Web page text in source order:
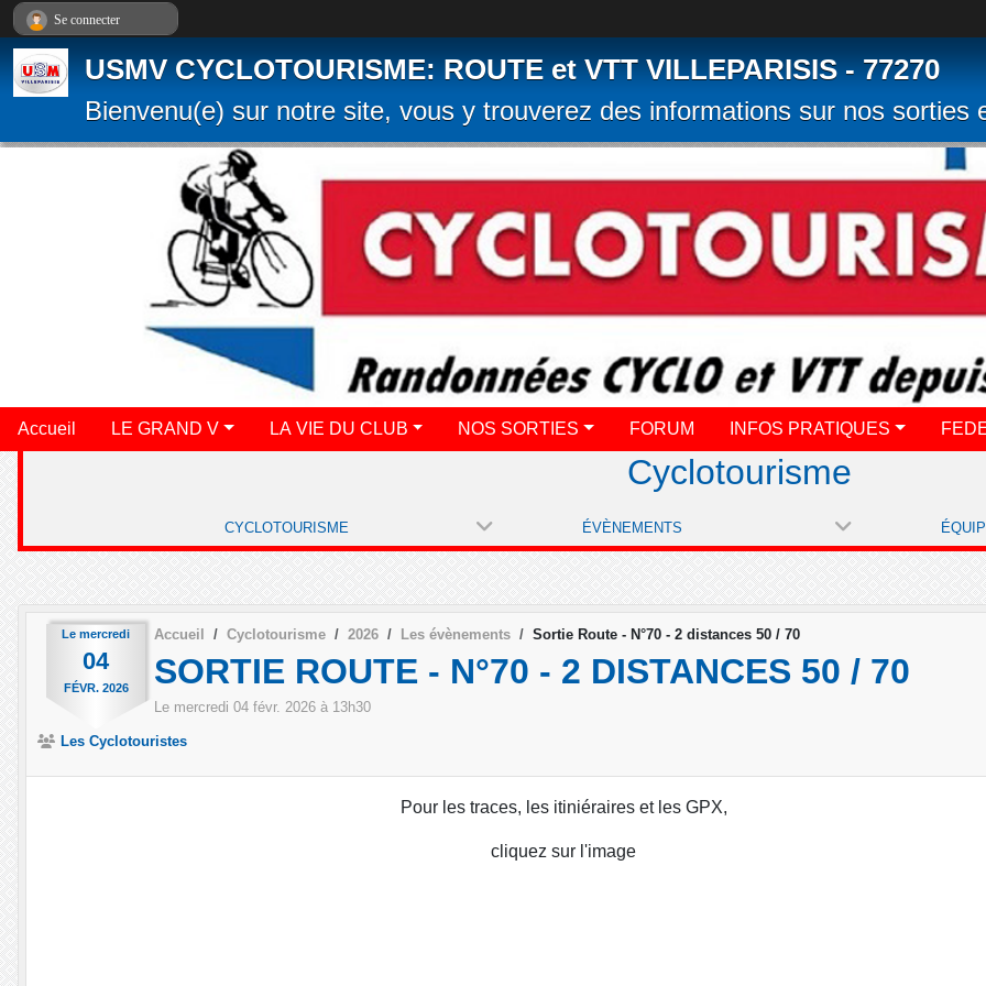
USMV CYCLOTOURISME: ROUTE et VTT VILLEPARISIS - 77270
Bienvenu(e) sur notre site, vous y trouverez des informations sur nos sorties
Accueil LE GRAND V LA VIE DU CLUB NOS SORTIES FORUM INFOS PRATIQUES
Cyclotourisme
CYCLOTOURISME ÉVÈNEMENTS
Le mercredi
04
FÉVR. 2026
Accueil Cyclotourisme 2026 Les évènements Sortie Route - N°70 - 2 distances 50 / 70
SORTIE ROUTE - N°70 - 2 DISTANCES 50 / 70
Le mercredi 04 févr. 2026 à 13h30
Les Cyclotouristes
Pour les traces, les itiniéraires et les GPX,
cliquez sur l'image
Se connecter
Panneau de gestion des cookies